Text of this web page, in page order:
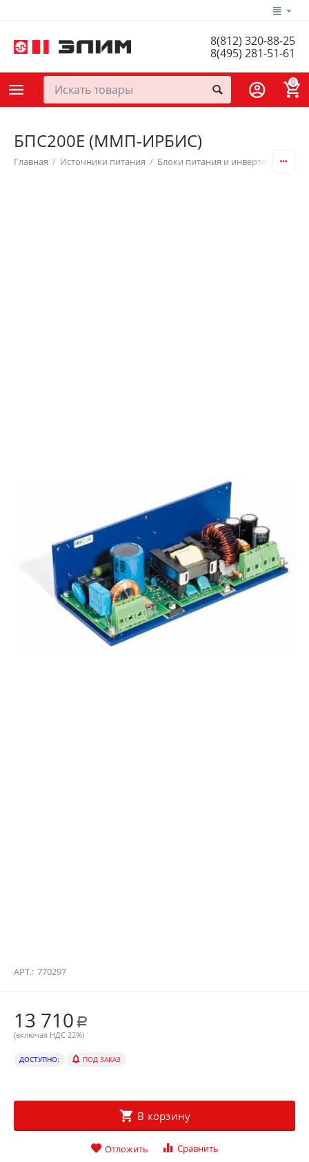
8(812) 320-88-25
8(495) 281-51-61
0
БПС200Е (ММП-ИРБИС)
Главная / Источники питания / Блоки питания и инверторы /
АРТ.: 770297
13 710 Р
(включая НДС 22%)
ДОСТУПНО: ПОД ЗАКАЗ
В корзину
Отложить Сравнить